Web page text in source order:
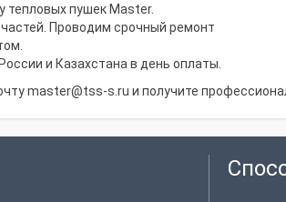
пушек Master.
Проводим срочный ремонт
и Казахстана в день оплаты.
master@tss-s.ru и получите